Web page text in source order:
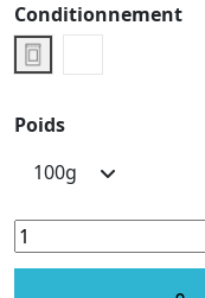
Conditionnement
Pochette vrac
Poids